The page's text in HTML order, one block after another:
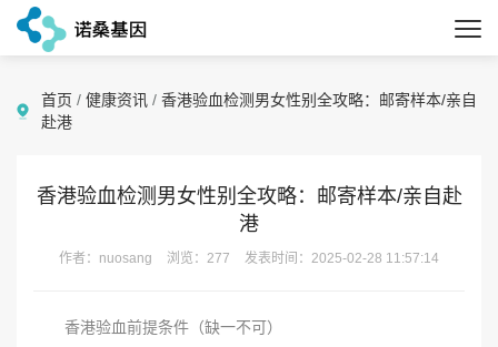
首页 / 健康资讯 / 香港验血检测男女性别全攻略：邮寄样本/亲自
赴港
香港验血检测男女性别全攻略：邮寄样本/亲自赴
港
作者：nuosang 浏览：277 发表时间：2025-02-28 11:57:14
香港验血前提条件（缺一不可）